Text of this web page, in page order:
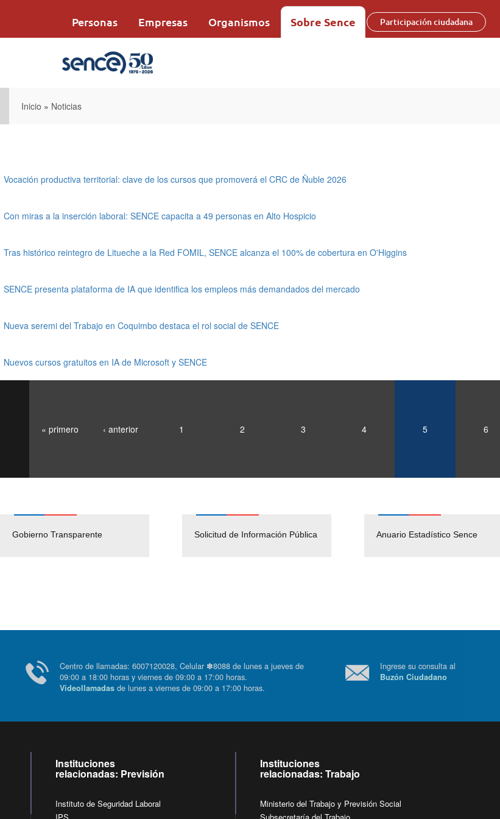
Personas Empresas Organismos Sobre Sence Participación ciudadana
Inicio » Noticias
Vocación productiva territorial: clave de los cursos que promoverá el CRC de Ñuble 2026
Con miras a la inserción laboral: SENCE capacita a 49 personas en Alto Hospicio
Tras histórico reintegro de Litueche a la Red FOMIL, SENCE alcanza el 100% de cobertura en O'Higgins
SENCE presenta plataforma de IA que identifica los empleos más demandados del mercado
Nueva seremi del Trabajo en Coquimbo destaca el rol social de SENCE
Nuevos cursos gratuitos en IA de Microsoft y SENCE
« primero ‹ anterior 1 2 3 4 5 6
Gobierno Transparente Solicitud de Información Pública Anuario Estadístico Sence
Pago Proveedores
Empleos Públicos
Solicitud Audiencias y
Centro de llamadas: 6007120028, Celular ✽8088 de lunes a jueves de
09:00 a 18:00 horas y viernes de 09:00 a 17:00 horas.
Videollamadas de lunes a viernes de 09:00 a 17:00 horas.
Ingrese su consulta al
Buzón Ciudadano
Instituciones
relacionadas: Previsión
Instituto de Seguridad Laboral
IPS
Instituciones
relacionadas: Trabajo
Ministerio del Trabajo y Previsión Social
Subsecretaría del Trabajo